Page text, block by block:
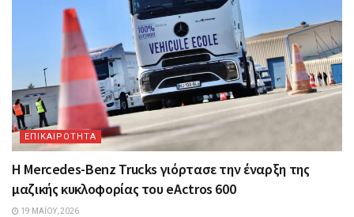
ΕΠΙΚΑΙΡΟΤΗΤΑ
Η Mercedes-Benz Trucks γιόρτασε την έναρξη της
μαζικής κυκλοφορίας του eActros 600
19 ΜΑΪ́ΟΥ, 2026